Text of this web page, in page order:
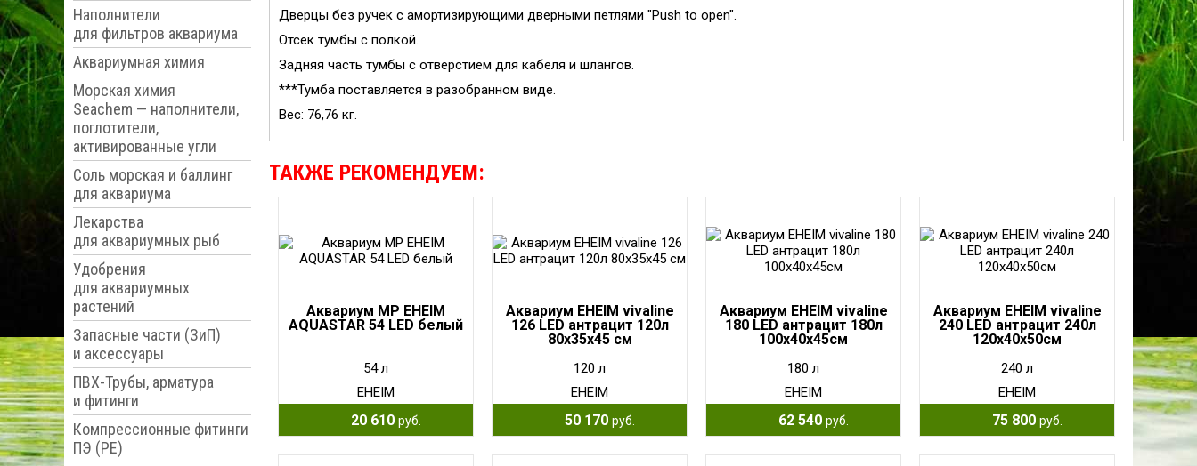
Наполнители
для фильтров аквариума
Аквариумная химия
Морская химия
Seachem — наполнители,
поглотители,
активированные угли
Соль морская и баллинг
для аквариума
Лекарства
для аквариумных рыб
Удобрения
для аквариумных
растений
Запасные части (ЗиП)
и аксессуары
ПВХ-Трубы, арматура
и фитинги
Компрессионные фитинги
ПЭ (PE)
Дверцы без ручек с амортизирующими дверными петлями "Push to open".
Отсек тумбы с полкой.
Задняя часть тумбы с отверстием для кабеля и шлангов.
***Тумба поставляется в разобранном виде.
Вес: 76,76 кг.
ТАКЖЕ РЕКОМЕНДУЕМ:
Аквариум MP EHEIM
AQUASTAR 54 LED белый
54 л
EHEIM
20 610 руб.
Аквариум EHEIM vivaline
126 LED антрацит 120л
80x35x45 см
120 л
EHEIM
50 170 руб.
Аквариум EHEIM vivaline
180 LED антрацит 180л
100x40x45см
180 л
EHEIM
62 540 руб.
Аквариум EHEIM vivaline
240 LED антрацит 240л
120x40x50см
240 л
EHEIM
75 800 руб.